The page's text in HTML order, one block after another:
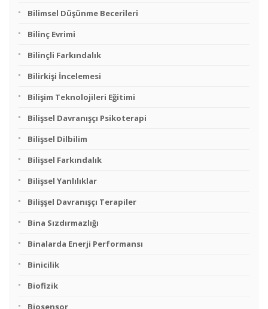
Bilimsel Düşünme Becerileri
Bilinç Evrimi
Bilinçli Farkındalık
Bilirkişi İncelemesi
Bilişim Teknolojileri Eğitimi
Bilişsel Davranışçı Psikoterapi
Bilişsel Dilbilim
Bilişsel Farkındalık
Bilişsel Yanlılıklar
Bilişşel Davranışçı Terapiler
Bina Sızdırmazlığı
Binalarda Enerji Performansı
Binicilik
Biofizik
Biosensor